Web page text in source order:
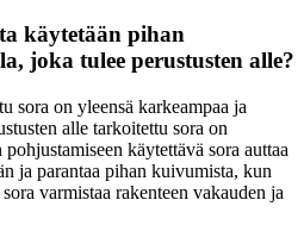
käytetään pihan
joka tulee perustusten alle?
sora on yleensä karkeampaa ja
alle tarkoitettu sora on
käytettävä sora auttaa
ja parantaa pihan kuivumista, kun
varmistaa rakenteen vakauden ja